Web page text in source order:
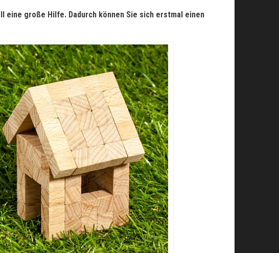
eine große Hilfe. Dadurch können Sie sich erstmal einen